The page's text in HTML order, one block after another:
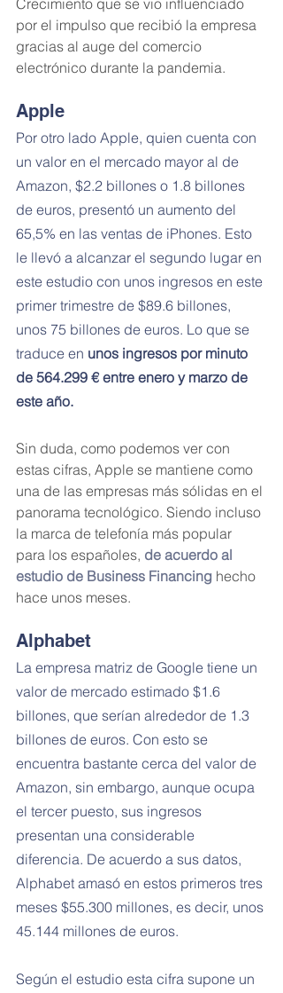
Crecimiento que se vio influenciado
por el impulso que recibió la empresa
gracias al auge del comercio
electrónico durante la pandemia.
Apple
Por otro lado Apple, quien cuenta con
un valor en el mercado mayor al de
Amazon, $2.2 billones o 1.8 billones
de euros, presentó un aumento del
65,5% en las ventas de iPhones. Esto
le llevó a alcanzar el segundo lugar en
este estudio con unos ingresos en este
primer trimestre de $89.6 billones,
unos 75 billones de euros. Lo que se
traduce en unos ingresos por minuto
de 564.299 € entre enero y marzo de
este año.
Sin duda, como podemos ver con
estas cifras, Apple se mantiene como
una de las empresas más sólidas en el
panorama tecnológico. Siendo incluso
la marca de telefonía más popular
para los españoles, de acuerdo al
estudio de Business Financing hecho
hace unos meses.
Alphabet
La empresa matriz de Google tiene un
valor de mercado estimado $1.6
billones, que serían alrededor de 1.3
billones de euros. Con esto se
encuentra bastante cerca del valor de
Amazon, sin embargo, aunque ocupa
el tercer puesto, sus ingresos
presentan una considerable
diferencia. De acuerdo a sus datos,
Alphabet amasó en estos primeros tres
meses $55.300 millones, es decir, unos
45.144 millones de euros.
Según el estudio esta cifra supone un